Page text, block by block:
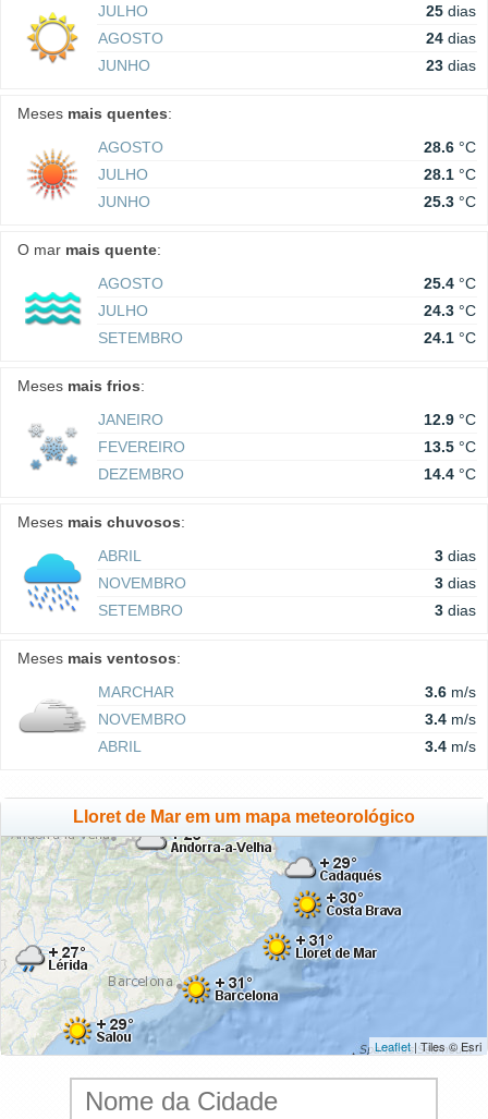
JULHO
25 dias
AGOSTO
24 dias
JUNHO
23 dias
Meses mais quentes:
AGOSTO
28.6 °C
JULHO
28.1 °C
JUNHO
25.3 °C
O mar mais quente:
AGOSTO
25.4 °C
JULHO
24.3 °C
SETEMBRO
24.1 °C
Meses mais frios:
JANEIRO
12.9 °C
FEVEREIRO
13.5 °C
DEZEMBRO
14.4 °C
Meses mais chuvosos:
ABRIL
3 dias
NOVEMBRO
3 dias
SETEMBRO
3 dias
Meses mais ventosos:
MARCHAR
3.6 m/s
NOVEMBRO
3.4 m/s
ABRIL
3.4 m/s
Lloret de Mar em um mapa meteorológico
Leaflet| Tiles © Esri